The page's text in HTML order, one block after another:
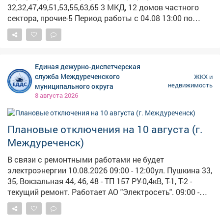
32,32,47,49,51,53,55,63,65 3 МКД, 12 домов частного
сектора, прочие-5 Период работы с 04.08 13:00 по
18.08 17:00 Описание работ: Гидравлические
испытания т/сетей на прочность и плотность от
2,2а, Спортивная 2,2а,3,5а,9,10,11,11б,13,15,17 10 МКД,
1 дом частного сектора , прочие-1 Подача ГВС будет
осуществляться с 10.08.26 Период работы с 27.07
испытания т/сетей на прочность и плотность от
котельной Абагуровский разъезд №2 (согласно
графику) Работает: ООО «ЭнергоТранзит»
Центральный район: Запорожская, 15а 1 МКД Период
работы 11.08 с 10:00 по 16:00 Описание работ:
Установка приборов учета Работает: ООО «НТК»
Центральный район: Тольятти, 30 1 МКД Период
работы 10.08 с 09:00 по 17:00 Описание работ:
Ремонтные работы в ИТП Работает: УК «ЖКХ»
Кузнецкий район: Шункова, 7 1 МКД Период работы
Единая дежурно-диспетчерская
служба Междуреченского
муниципального округа
8 августа 2026
ЖКХ и
недвижимость
Плановые отключения на 10 августа (г.
Междуреченск)
В связи с ремонтными работами не будет
электроэнергии 10.08.2026 09:00 - 12:00ул. Пушкина 33,
35, Вокзальная 44, 46, 48 - ТП 157 РУ-0,4кВ, Т-1, Т-2 -
текущий ремонт. Работает АО "Электросеть". 09:00 -
12:00пр. Строителей 49 - по заявке ПАО
«Кузбассэнергосбыт». Работает АО "Электросеть".